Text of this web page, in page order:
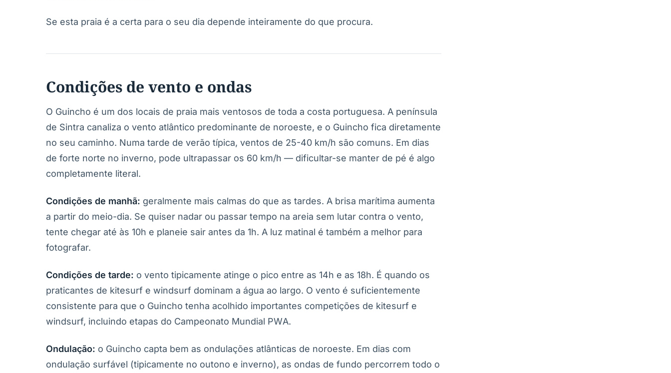
Se esta praia é a certa para o seu dia depende inteiramente do que procura.
Condições de vento e ondas
O Guincho é um dos locais de praia mais ventosos de toda a costa portuguesa. A península
de Sintra canaliza o vento atlântico predominante de noroeste, e o Guincho fica diretamente
no seu caminho. Numa tarde de verão típica, ventos de 25-40 km/h são comuns. Em dias
de forte norte no inverno, pode ultrapassar os 60 km/h — dificultar-se manter de pé é algo
completamente literal.
Condições de manhã: geralmente mais calmas do que as tardes. A brisa marítima aumenta
a partir do meio-dia. Se quiser nadar ou passar tempo na areia sem lutar contra o vento,
tente chegar até às 10h e planeie sair antes da 1h. A luz matinal é também a melhor para
fotografar.
Condições de tarde: o vento tipicamente atinge o pico entre as 14h e as 18h. É quando os
praticantes de kitesurf e windsurf dominam a água ao largo. O vento é suficientemente
consistente para que o Guincho tenha acolhido importantes competições de kitesurf e
windsurf, incluindo etapas do Campeonato Mundial PWA.
Ondulação: o Guincho capta bem as ondulações atlânticas de noroeste. Em dias com
ondulação surfável (tipicamente no outono e inverno), as ondas de fundo percorrem todo o